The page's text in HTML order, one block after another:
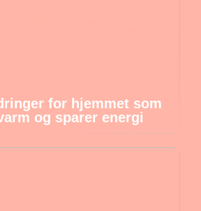
for hjemmet som
og sparer energi